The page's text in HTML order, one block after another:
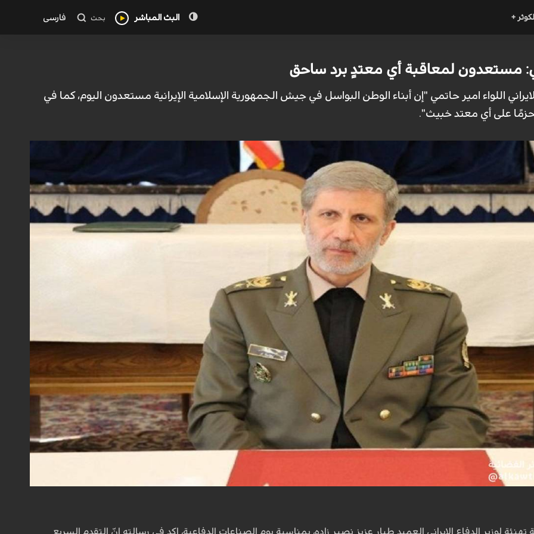
الكوثر + البث المباشر بحث فارسی
مستعدون لمعاقبة أي معتدٍ برد ساحق
اللواء امير حاتمي "إن أبناء الوطن البواسل في جيش الجمهورية الإسلامية الإيرانية مستعدون اليوم، كما في
على أي معتد خبيث".
تهنئة لوزير الدفاع الايراني العميد طيار عزيز نصير زاده، بمناسبة يوم الصناعات الدفاعية، اكد في رسالته انّ التقدم السريع